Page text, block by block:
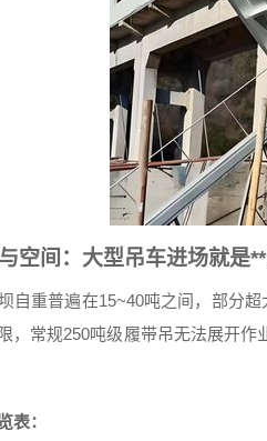
空间：大型吊车进场就是
自重普遍在15~40吨之间，部分
，常规250吨级履带吊无法展开
表：